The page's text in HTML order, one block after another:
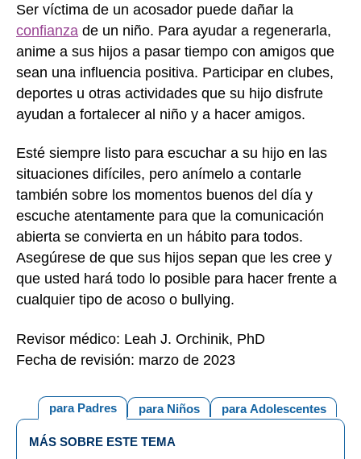
Ser víctima de un acosador puede dañar la
confianza de un niño. Para ayudar a regenerarla,
anime a sus hijos a pasar tiempo con amigos que
sean una influencia positiva. Participar en clubes,
deportes u otras actividades que su hijo disfrute
ayudan a fortalecer al niño y a hacer amigos.
Esté siempre listo para escuchar a su hijo en las
situaciones difíciles, pero anímelo a contarle
también sobre los momentos buenos del día y
escuche atentamente para que la comunicación
abierta se convierta en un hábito para todos.
Asegúrese de que sus hijos sepan que les cree y
que usted hará todo lo posible para hacer frente a
cualquier tipo de acoso o bullying.
Revisor médico: Leah J. Orchinik, PhD
Fecha de revisión: marzo de 2023
para Adolescentes
para Niños
para Padres
MÁS SOBRE ESTE TEMA